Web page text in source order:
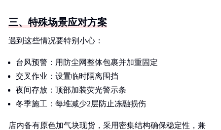
三、特殊场景应对方案
遇到这些情况要特别小心：
台风预警：用防尘网整体包裹并加重固定
交叉作业：设置临时隔离围挡
夜间存放：顶部加装荧光警示条
冬季施工：每堆减少2层防止冻融损伤
店内备有原色加气块现货，采用密集结构确保稳定性，兼